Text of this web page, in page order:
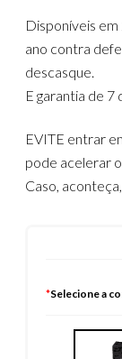
Disponíveis em
ano contra
descasque.
E garantia de 7
EVITE entrar
pode acelerar
Caso,
*Selecione a